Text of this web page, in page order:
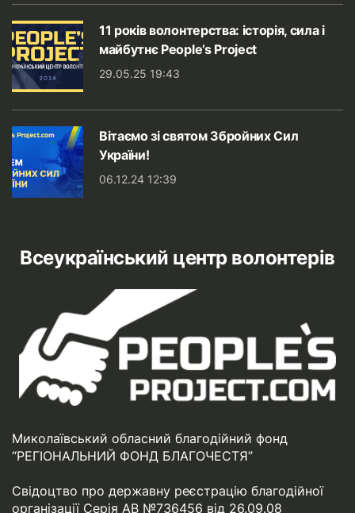
11 років волонтерства: історія, сила і
майбутнє People’s Project
29.05.25 19:43
Вітаємо зі святом Збройних Сил
України!
06.12.24 12:39
Всеукраїнський центр волонтерів
Миколаївський обласний благодійний фонд
“РЕГІОНАЛЬНИЙ ФОНД БЛАГОЧЕСТЯ”
Свідоцтво про державну реєстрацію благодійної
організації Серія АВ №736456 від 26.09.08